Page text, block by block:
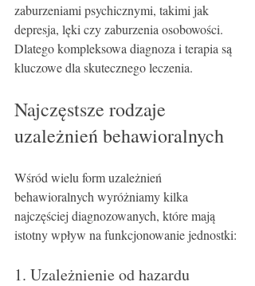
zaburzeniami psychicznymi, takimi jak
depresja, lęki czy zaburzenia osobowości.
Dlatego kompleksowa diagnoza i terapia są
kluczowe dla skutecznego leczenia.
Najczęstsze rodzaje
uzależnień behawioralnych
Wśród wielu form uzależnień
behawioralnych wyróżniamy kilka
najczęściej diagnozowanych, które mają
istotny wpływ na funkcjonowanie jednostki:
1. Uzależnienie od hazardu